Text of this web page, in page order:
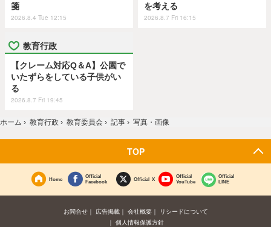
箋
2026.8.4 Tue 12:15
を考える
2026.8.7 Fri 16:15
教育行政
【クレーム対応Q＆A】公園で
いたずらをしている子供がい
る
2026.8.7 Fri 19:45
ホーム › 教育行政 › 教育委員会 › 記事 › 写真・画像
TOP
Home
Official
Facebook
Official X
Official
YouTube
Official
LINE
お問合せ 広告掲載 会社概要
リシードについて
個人情報保護方針